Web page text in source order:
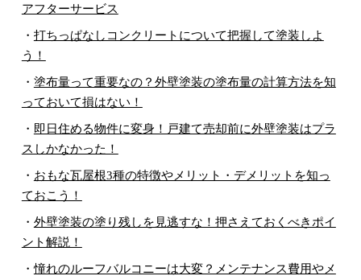
アフターサービス
・ 打ちっぱなしコンクリートについて把握して塗装しよ
う！
・ 塗布量って重要なの？外壁塗装の塗布量の計算方法を知
っておいて損はない！
・ 即日住める物件に変身！戸建て売却前に外壁塗装はプラ
スしかなかった！
・ おもな瓦屋根3種の特徴やメリット・デメリットを知っ
ておこう！
・ 外壁塗装の塗り残しを見逃すな！押さえておくべきポイ
ント解説！
・憧れのルーフバルコニーは大変？メンテナンス費用やメ